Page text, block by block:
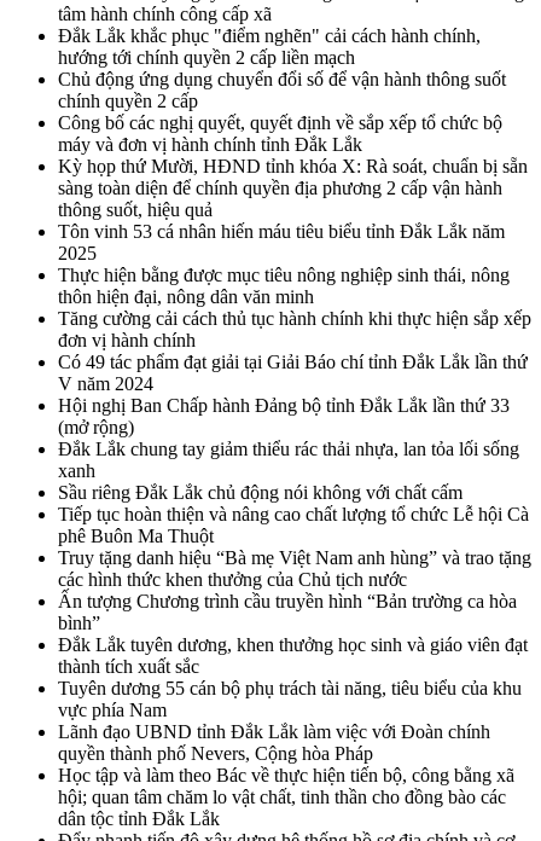
tâm hành chính công cấp xã
Đắk Lắk khắc phục "điểm nghẽn" cải cách hành chính,
hướng tới chính quyền 2 cấp liền mạch
Chủ động ứng dụng chuyển đổi số để vận hành thông suốt
chính quyền 2 cấp
Công bố các nghị quyết, quyết định về sắp xếp tổ chức bộ
máy và đơn vị hành chính tỉnh Đắk Lắk
Kỳ họp thứ Mười, HĐND tỉnh khóa X: Rà soát, chuẩn bị sẵn
sàng toàn diện để chính quyền địa phương 2 cấp vận hành
thông suốt, hiệu quả
Tôn vinh 53 cá nhân hiến máu tiêu biểu tỉnh Đắk Lắk năm
2025
Thực hiện bằng được mục tiêu nông nghiệp sinh thái, nông
thôn hiện đại, nông dân văn minh
Tăng cường cải cách thủ tục hành chính khi thực hiện sắp xếp
đơn vị hành chính
Có 49 tác phẩm đạt giải tại Giải Báo chí tỉnh Đắk Lắk lần thứ
V năm 2024
Hội nghị Ban Chấp hành Đảng bộ tỉnh Đắk Lắk lần thứ 33
(mở rộng)
Đắk Lắk chung tay giảm thiểu rác thải nhựa, lan tỏa lối sống
xanh
Sầu riêng Đắk Lắk chủ động nói không với chất cấm
Tiếp tục hoàn thiện và nâng cao chất lượng tổ chức Lễ hội Cà
phê Buôn Ma Thuột
Truy tặng danh hiệu “Bà mẹ Việt Nam anh hùng” và trao tặng
các hình thức khen thưởng của Chủ tịch nước
Ấn tượng Chương trình cầu truyền hình “Bản trường ca hòa
bình”
Đắk Lắk tuyên dương, khen thưởng học sinh và giáo viên đạt
thành tích xuất sắc
Tuyên dương 55 cán bộ phụ trách tài năng, tiêu biểu của khu
vực phía Nam
Lãnh đạo UBND tỉnh Đắk Lắk làm việc với Đoàn chính
quyền thành phố Nevers, Cộng hòa Pháp
Học tập và làm theo Bác về thực hiện tiến bộ, công bằng xã
hội; quan tâm chăm lo vật chất, tinh thần cho đồng bào các
dân tộc tỉnh Đắk Lắk